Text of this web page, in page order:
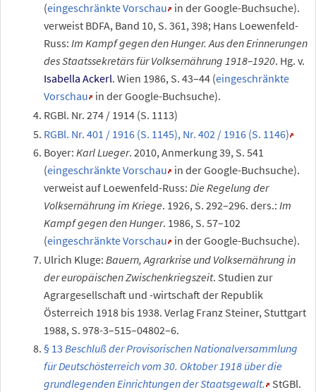
(eingeschränkte Vorschau in der Google-Buchsuche).
verweist BDFA, Band 10, S. 361, 398; Hans Loewenfeld-
Russ:Im Kampf gegen den Hunger. Aus den Erinnerungen
des Staatssekretärs für Volksernährung 1918–1920. Hg. v.
Isabella Ackerl. Wien 1986, S. 43–44 (eingeschränkte
Vorschau in der Google-Buchsuche).
RGBl. Nr. 274 / 1914 (S. 1113)
RGBl. Nr. 401 / 1916 (S. 1145), Nr. 402 / 1916 (S. 1146)
Boyer:Karl Lueger. 2010, Anmerkung39, S. 541
(eingeschränkte Vorschau in der Google-Buchsuche).
verweist auf Loewenfeld-Russ:Die Regelung der
Volksernährung im Kriege. 1926, S. 292–296. ders.:Im
Kampf gegen den Hunger. 1986, S. 57–102
(eingeschränkte Vorschau in der Google-Buchsuche).
Ulrich Kluge:Bauern, Agrarkrise und Volksernährung in
der europäischen Zwischenkriegszeit. Studien zur
Agrargesellschaft und -wirtschaft der Republik
Österreich 1918 bis 1938. Verlag Franz Steiner, Stuttgart
1988, S. 978-3–515–04802–6.
§ 13Beschluß der Provisorischen Nationalversammlung
für Deutschösterreich vom 30. Oktober 1918 über die
grundlegenden Einrichtungen der Staatsgewalt.
StGBl.